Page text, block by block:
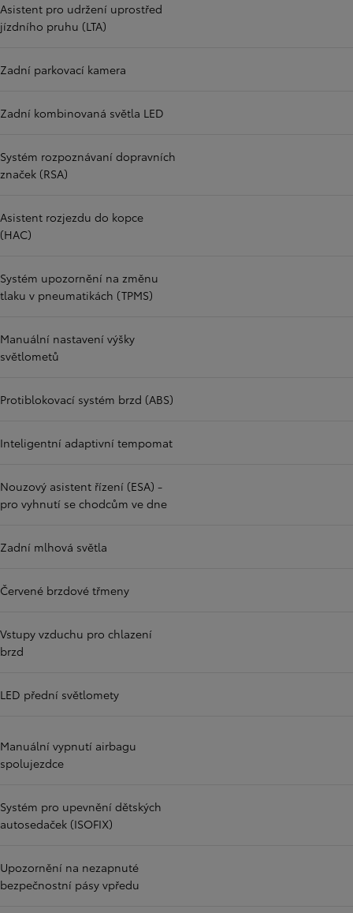
Asistent pro udržení uprostřed
jízdního pruhu (LTA)
Zadní parkovací kamera
Zadní kombinovaná světla LED
Systém rozpoznávaní dopravních
značek (RSA)
Asistent rozjezdu do kopce
(HAC)
Systém upozornění na změnu
tlaku v pneumatikách (TPMS)
Manuální nastavení výšky
světlometů
Protiblokovací systém brzd (ABS)
Inteligentní adaptivní tempomat
Nouzový asistent řízení (ESA) -
pro vyhnutí se chodcům ve dne
Zadní mlhová světla
Červené brzdové třmeny
Vstupy vzduchu pro chlazení
brzd
LED přední světlomety
Manuální vypnutí airbagu
spolujezdce
Systém pro upevnění dětských
autosedaček (ISOFIX)
Upozornění na nezapnuté
bezpečnostní pásy vpředu